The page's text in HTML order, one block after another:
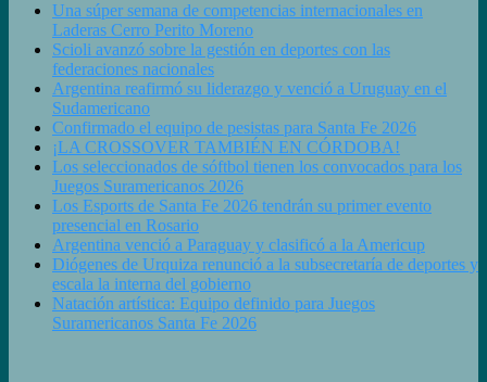
Una súper semana de competencias internacionales en
Laderas Cerro Perito Moreno
Scioli avanzó sobre la gestión en deportes con las
federaciones nacionales
Argentina reafirmó su liderazgo y venció a Uruguay en el
Sudamericano
Confirmado el equipo de pesistas para Santa Fe 2026
¡LA CROSSOVER TAMBIÉN EN CÓRDOBA!
Los seleccionados de sóftbol tienen los convocados para los
Juegos Suramericanos 2026
Los Esports de Santa Fe 2026 tendrán su primer evento
presencial en Rosario
Argentina venció a Paraguay y clasificó a la Americup
Diógenes de Urquiza renunció a la subsecretaría de deportes y
escala la interna del gobierno
Natación artística: Equipo definido para Juegos
Suramericanos Santa Fe 2026